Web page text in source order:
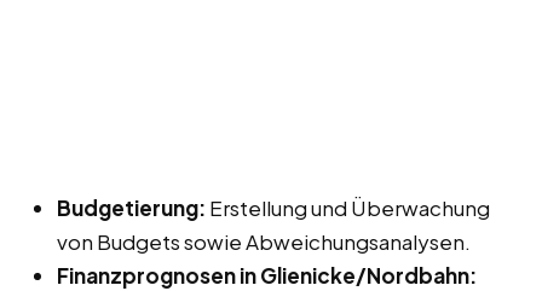
Budgetierung: Erstellung und Überwachung
von Budgets sowie Abweichungsanalysen.
Finanzprognosen in Glienicke/Nordbahn: